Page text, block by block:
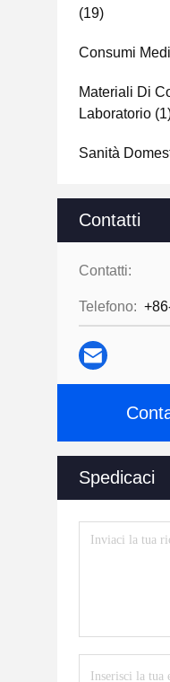
(19)
Consumi
Materiali Di
Laboratorio
Sanità
Contatti
Contatti:
Telefono:
Spedicaci